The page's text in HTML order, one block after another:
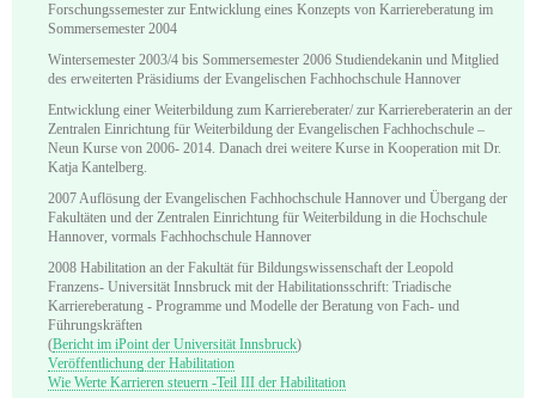
Forschungssemester zur Entwicklung eines Konzepts von Karriereberatung im
Sommersemester 2004
Wintersemester 2003/4 bis Sommersemester 2006 Studiendekanin und Mitglied
des erweiterten Präsidiums der Evangelischen Fachhochschule Hannover
Entwicklung einer Weiterbildung zum Karriereberater/ zur Karriereberaterin an der
Zentralen Einrichtung für Weiterbildung der Evangelischen Fachhochschule ‒
Neun Kurse von 2006- 2014. Danach drei weitere Kurse in Kooperation mit Dr.
Katja Kantelberg.
2007 Auflösung der Evangelischen Fachhochschule Hannover und Übergang der
Fakultäten und der Zentralen Einrichtung für Weiterbildung in die Hochschule
Hannover, vormals Fachhochschule Hannover
2008 Habilitation an der Fakultät für Bildungswissenschaft der Leopold
Franzens- Universität Innsbruck mit der Habilitationsschrift: Triadische
Karriereberatung - Programme und Modelle der Beratung von Fach- und
Führungskräften
(Bericht im iPoint der Universität Innsbruck)
Veröffentlichung der Habilitation
Wie Werte Karrieren steuern -Teil III der Habilitation